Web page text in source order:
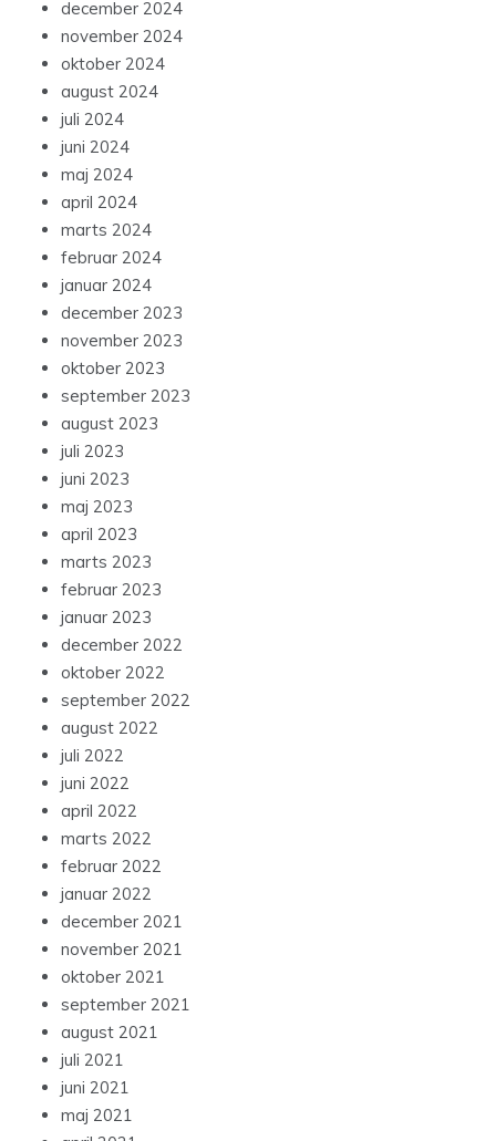
december 2024
november 2024
oktober 2024
august 2024
juli 2024
juni 2024
maj 2024
april 2024
marts 2024
februar 2024
januar 2024
december 2023
november 2023
oktober 2023
september 2023
august 2023
juli 2023
juni 2023
maj 2023
april 2023
marts 2023
februar 2023
januar 2023
december 2022
oktober 2022
september 2022
august 2022
juli 2022
juni 2022
april 2022
marts 2022
februar 2022
januar 2022
december 2021
november 2021
oktober 2021
september 2021
august 2021
juli 2021
juni 2021
maj 2021